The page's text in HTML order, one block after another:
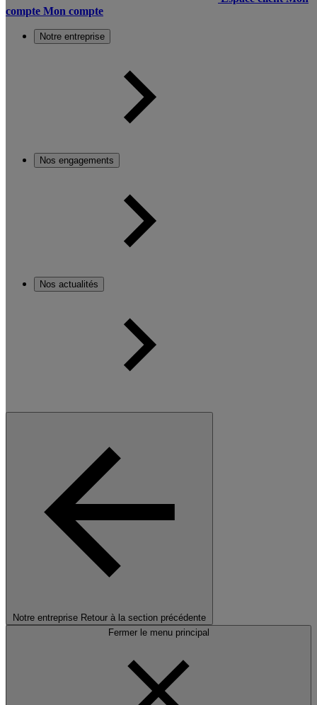
compte Mon compte
Notre entreprise
Nos engagements
Nos actualités
Notre entreprise Retour à la section précédente
Fermer le menu principal